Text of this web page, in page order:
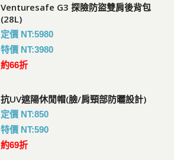
Venturesafe G3 探險防盜雙肩後背包
(28L)
定價 NT:5980
特價 NT:3980
約66折
抗UV遮陽休閒帽(臉/肩頸部防曬設計)
定價 NT:850
特價 NT:590
約69折